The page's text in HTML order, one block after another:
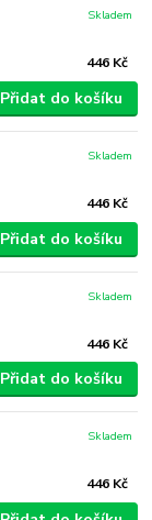
446 Kč
Skladem
Přidat do košíku
446 Kč
Skladem
Přidat do košíku
446 Kč
Skladem
Přidat do košíku
446 Kč
Skladem